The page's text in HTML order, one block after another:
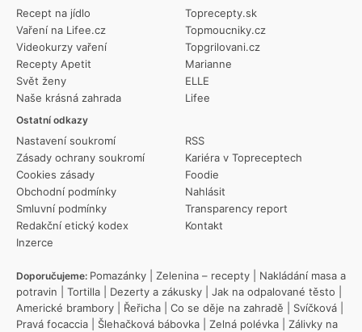
Recept na jídlo
Vaření na Lifee.cz
Videokurzy vaření
Recepty Apetit
Svět ženy
Naše krásná zahrada
Ostatní odkazy
Nastavení soukromí
Zásady ochrany soukromí
Cookies zásady
Obchodní podmínky
Smluvní podmínky
Redakční etický kodex
Inzerce
RSS
Kariéra v Topreceptech
Foodie
Nahlásit
Transparency report
Kontakt
Toprecepty.sk
Topmoucniky.cz
Topgrilovani.cz
Marianne
ELLE
Lifee
Doporučujeme: Pomazánky Zelenina – recepty
Nakládání masa a
potravin
Tortilla Dezerty a zákusky Jak na odpalované těsto
Americké brambory
Řeřicha Co se děje na zahradě Svíčková
Pravá focaccia
Šlehačková bábovka Zelná polévka
Zálivky na